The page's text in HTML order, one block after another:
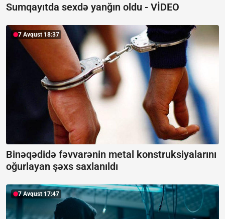
Sumqayıtda sexdə yanğın oldu - VİDEO
7 Avqust 18:37
Binəqədidə fəvvarənin metal konstruksiyalarını
oğurlayan şəxs saxlanıldı
7 Avqust 17:47